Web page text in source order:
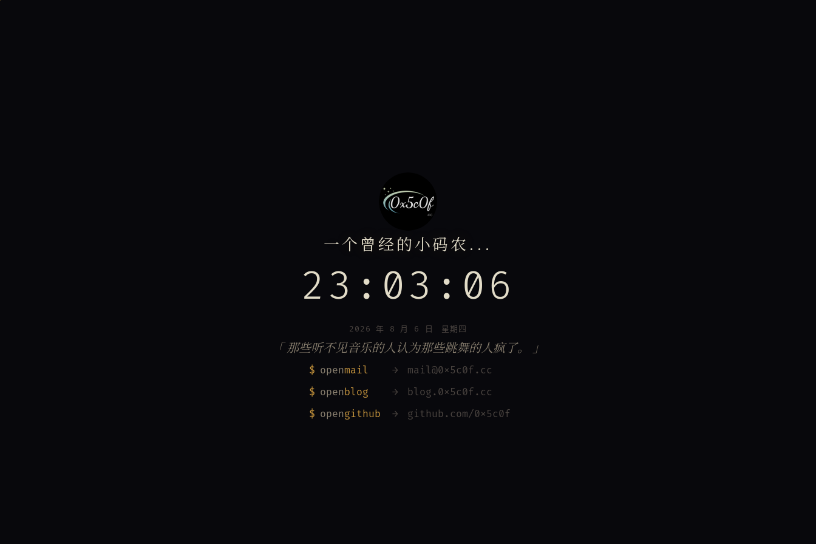
一个曾经的小码农...
23:03:06
2026 年 8 月 6 日 星期四
「 那些听不见音乐的人认为那些跳舞的人疯了。 」
$ openmail →
mail@0x5c0f.cc
$ openblog →
blog.0x5c0f.cc
$ opengithub → github.com/0x5c0f